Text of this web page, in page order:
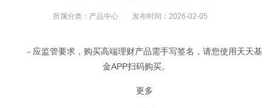
所属分类： 产品中心 发布时间： 2026-02-05
- 应监管要求，购买高端理财产品需手写签名，请您使用天天基
金APP扫码购买。
更多